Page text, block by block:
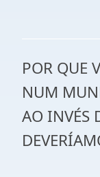
POR QUE
NUM
AO INVÉS